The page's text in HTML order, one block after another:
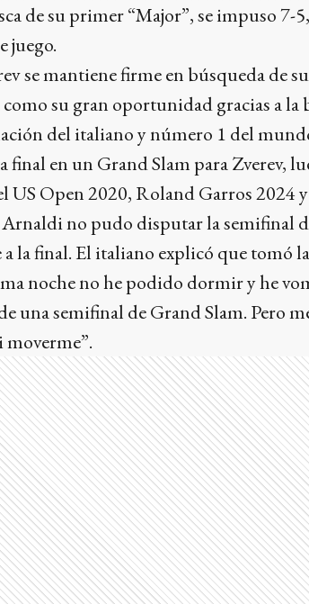
de su primer “Major”, se impuso 7-
juego.
se mantiene firme en búsqueda de
como su gran oportunidad gracias a la
del italiano y número 1 del
final en un Grand Slam para Zverev,
US Open 2020, Roland Garros 2024
Arnaldi no pudo disputar la semifinal
la final. El italiano explicó que tomó
noche no he podido dormir y he
una semifinal de Grand Slam. Pero